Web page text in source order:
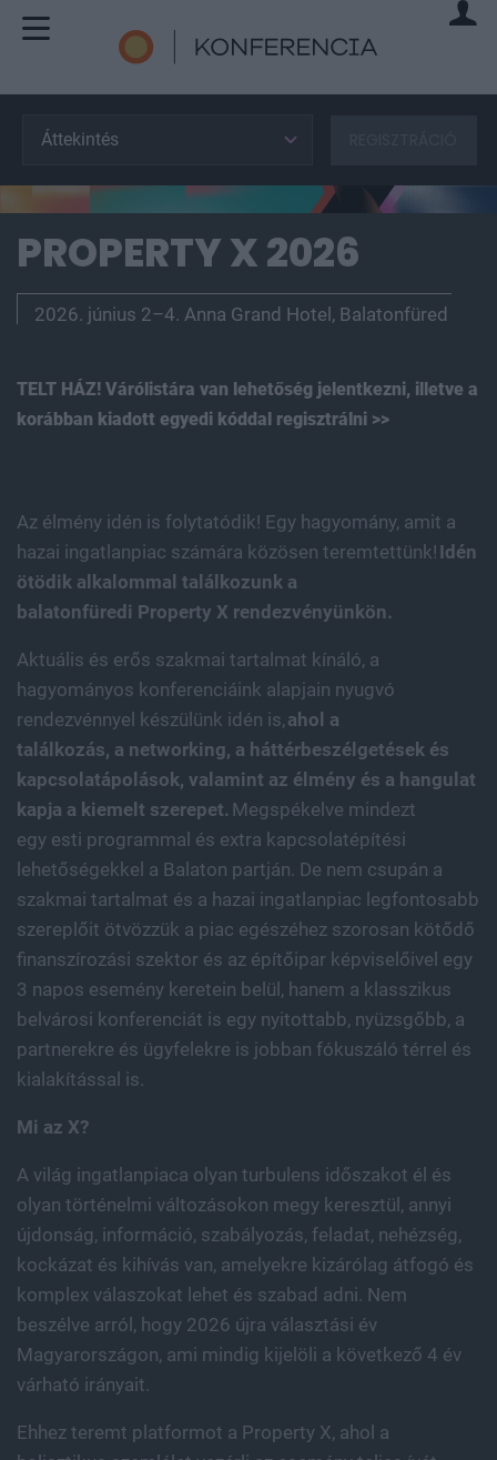
Áttekintés
PROPERTY X 2026
2026. június 2–4. Anna Grand Hotel, Balatonfüred
TELT HÁZ! Várólistára van lehetőség jelentkezni, illetve a
korábban kiadott egyedi kóddal regisztrálni >>
Az élmény idén is folytatódik! Egy hagyomány, amit a
hazai ingatlanpiac számára közösen teremtettünk! Idén
ötödik alkalommal találkozunk a
balatonfüredi Property X rendezvényünkön.
Aktuális és erős szakmai tartalmat kínáló, a
hagyományos konferenciáink alapjain nyugvó
rendezvénnyel készülünk idén is, ahol a
találkozás, a networking, a háttérbeszélgetések és
kapcsolatápolások, valamint az élmény és a hangulat
kapja a kiemelt szerepet. Megspékelve mindezt
egy esti programmal és extra kapcsolatépítési
lehetőségekkel a Balaton partján. De nem csupán a
szakmai tartalmat és a hazai ingatlanpiac legfontosabb
szereplőit ötvözzük a piac egészéhez szorosan kötődő
finanszírozási szektor és az építőipar képviselőivel egy
3 napos esemény keretein belül, hanem a klasszikus
belvárosi konferenciát is egy nyitottabb, nyüzsgőbb, a
partnerekre és ügyfelekre is jobban fókuszáló térrel és
kialakítással is.
Mi az X?
A világ ingatlanpiaca olyan turbulens időszakot él és
olyan történelmi változásokon megy keresztül, annyi
újdonság, információ, szabályozás, feladat, nehézség,
kockázat és kihívás van, amelyekre kizárólag átfogó és
komplex válaszokat lehet és szabad adni. Nem
beszélve arról, hogy 2026 újra választási év
Magyarországon, ami mindig kijelöli a következő 4 év
várható irányait.
Ehhez teremt platformot a Property X, ahol a